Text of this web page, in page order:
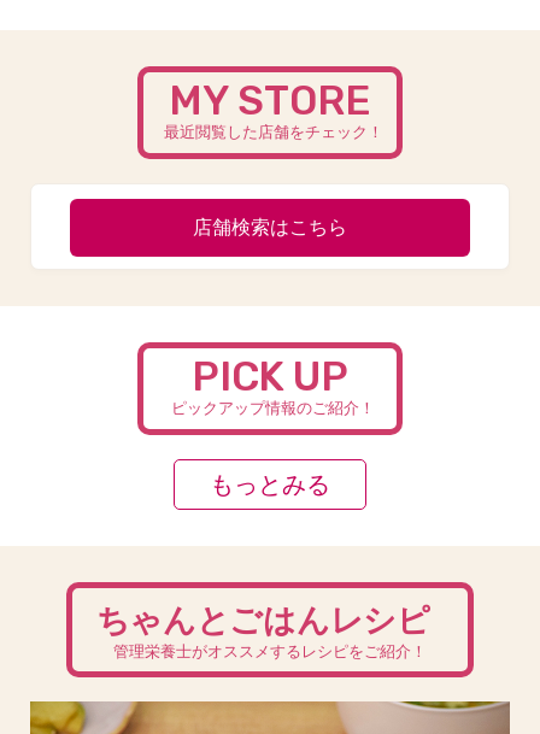
MY STORE
最近閲覧した店舗をチェック！
店舗検索はこちら
PICK UP
ピックアップ情報のご紹介！
もっとみる
ちゃんとごはんレシピ
管理栄養士がオススメするレシピをご紹介！